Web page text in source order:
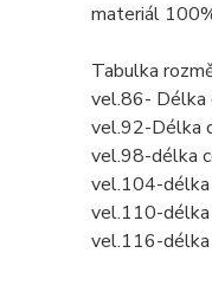
materiál
Tabulka
vel.86- Délka
vel.92-Délka
vel.98-délka
vel.104-délka
vel.110-délka
vel.116-délka